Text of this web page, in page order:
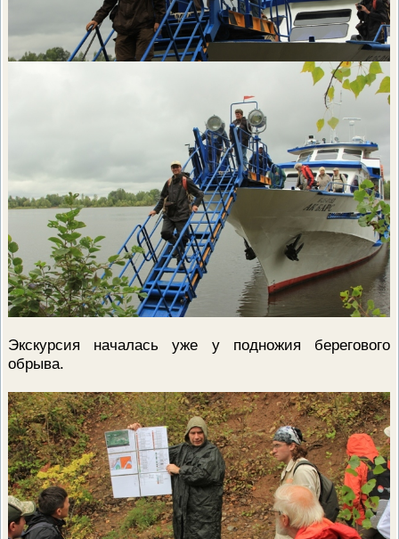
Экскурсия началась уже у подножия берегового
обрыва.